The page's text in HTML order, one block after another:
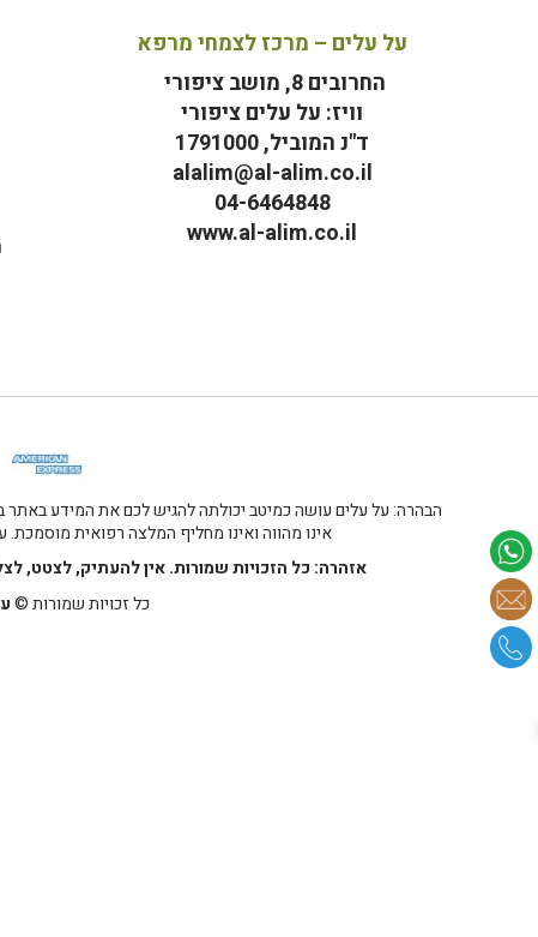
על עלים – מרכז לצמחי מרפא
החרובים 8, מושב ציפורי
וויז: על עלים ציפורי
ד"נ המוביל, 1791000
alalim@al-alim.co.il
04-6464848
www.al-alim.co.il
הבהרה: על עלים עושה כמיטב יכולתה להגיש לכם את המידע באתר
אינו מהווה ואינו מחליף המלצה רפואית מוסמכת.
אזהרה: כל הזכויות שמורות. אין להעתיק, לצטט,
כל זכויות שמורות ©